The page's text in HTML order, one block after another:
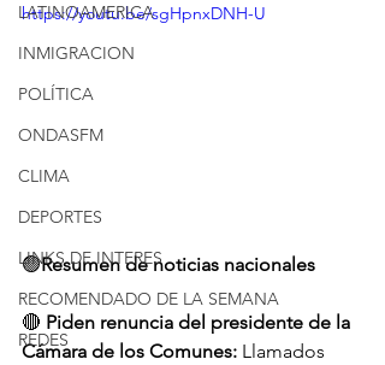
LATINOAMERICA
INMIGRACION
POLÍTICA
ONDASFM
CLIMA
DEPORTES
LINKS DE INTERES
RECOMENDADO DE LA SEMANA
REDES
https://youtu.be/sgHpnxDNH-U
🟢Resumen de noticias nacionales
🔴 Piden renuncia del presidente de la
Cámara de los Comunes: Llamados